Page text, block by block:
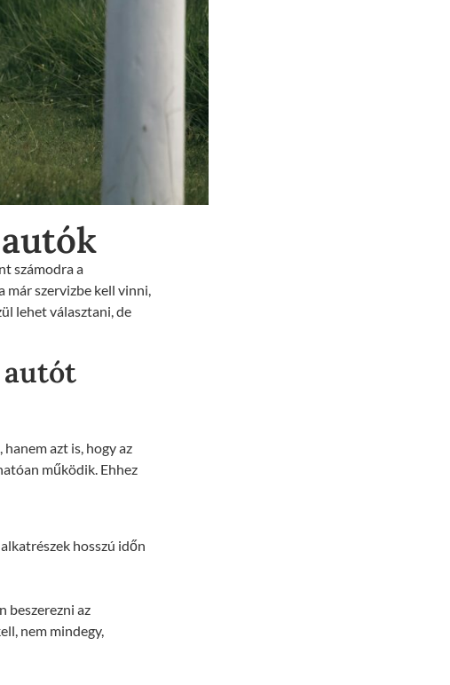
számodra a
már szervizbe kell vinni,
lehet választani, de
azt is, hogy az
működik. Ehhez
hosszú időn
beszerezni az
nem mindegy,